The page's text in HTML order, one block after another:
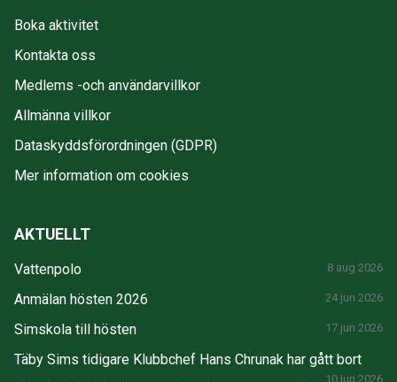
Boka aktivitet
Kontakta oss
Medlems -och användarvillkor
Allmänna villkor
Dataskyddsförordningen (GDPR)
Mer information om cookies
AKTUELLT
Vattenpolo 8 aug 2026
Anmälan hösten 2026 24 jun 2026
Simskola till hösten 17 jun 2026
Täby Sims tidigare Klubbchef Hans Chrunak har gått bort
10 jun 2026